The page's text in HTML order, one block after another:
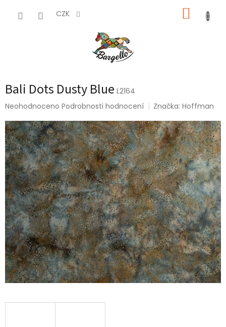
CZK
Bali Dots Dusty Blue L2164
Průměrné
produktu
je
0,0
z
5
hvězdiček.
Neohodnoceno Podrobnosti hodnocení Značka:Hoffman